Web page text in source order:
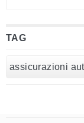
TAG
assicurazioni